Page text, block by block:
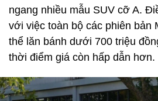
ngang nhiều mẫu SUV cỡ A.
với việc toàn bộ các phiên bản
thể lăn bánh dưới 700 triệu
thời điểm giá còn hấp dẫn hơn.